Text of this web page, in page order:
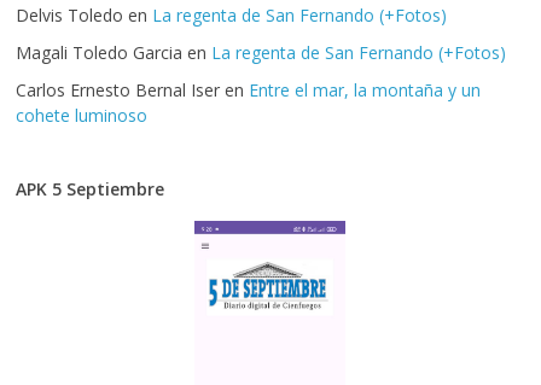
Delvis Toledo en La regenta de San Fernando (+Fotos)
Magali Toledo Garcia en La regenta de San Fernando (+Fotos)
Carlos Ernesto Bernal Iser en Entre el mar, la montaña y un
cohete luminoso
APK 5 Septiembre